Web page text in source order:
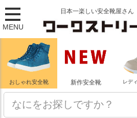
MENU
日本一楽しい安全靴屋さん
おしゃれ安全靴 新作安全靴 レデ